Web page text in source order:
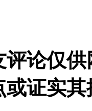
论仅
证实其